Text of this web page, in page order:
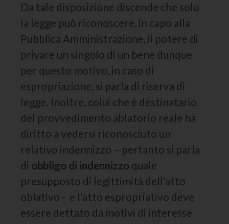
Da tale disposizione discende che solo
la legge può riconoscere, in capo alla
Pubblica Amministrazione, il potere di
privare un singolo di un bene dunque
per questo motivo, in caso di
espropriazione, si parla di riserva di
legge. Inoltre, colui che è destinatario
del provvedimento ablatorio reale ha
diritto a vedersi riconosciuto un
relativo indennizzo – pertanto si parla
di obbligo di indennizzo quale
presupposto di legittimità dell’atto
oblativo - e l’atto espropriativo deve
essere dettato da motivi di interesse